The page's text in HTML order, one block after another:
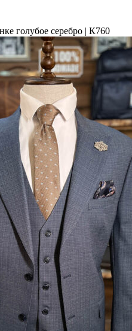
голубое серебро | К760